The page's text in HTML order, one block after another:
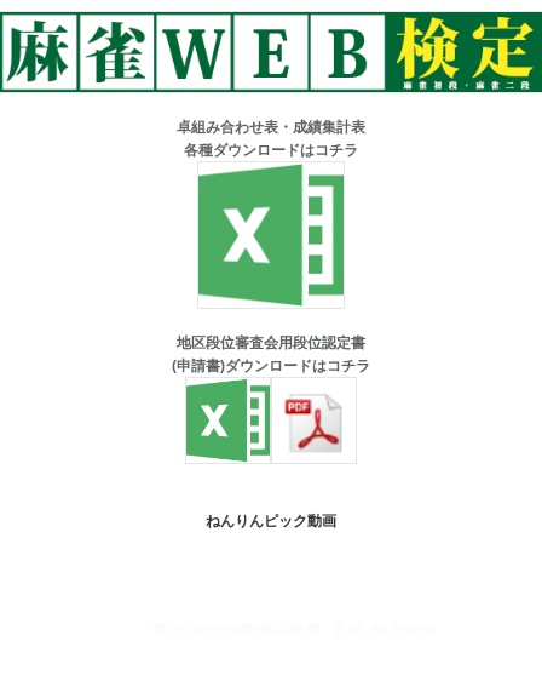
卓組み合わせ表・成績集計表
各種ダウンロードはコチラ
地区段位審査会用段位認定書
(申請書)ダウンロードはコチラ
ねんりんピック動画